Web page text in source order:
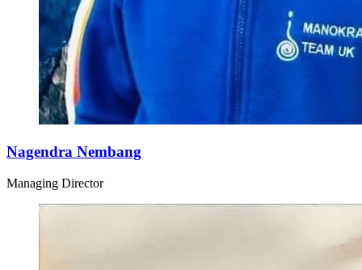
Nagendra Nembang
Managing Director